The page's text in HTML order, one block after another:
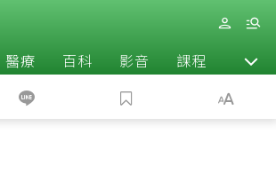
醫療 百科 影音 課程 退休